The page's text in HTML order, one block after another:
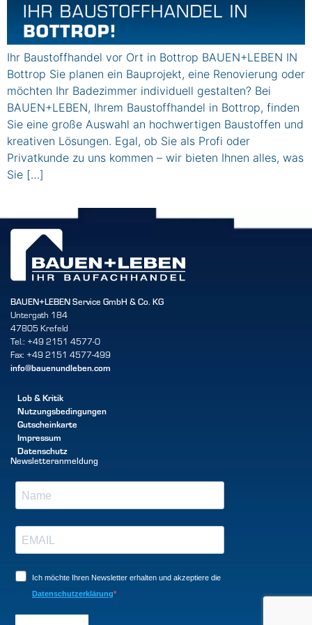
Ihr Baustoffhandel vor Ort in Bottrop BAUEN+LEBEN IN
Bottrop Sie planen ein Bauprojekt, eine Renovierung oder
möchten Ihr Badezimmer individuell gestalten? Bei
BAUEN+LEBEN, Ihrem Baustoffhandel in Bottrop, finden
Sie eine große Auswahl an hochwertigen Baustoffen und
kreativen Lösungen. Egal, ob Sie als Profi oder
Privatkunde zu uns kommen – wir bieten Ihnen alles, was
Sie […]
BAUEN+LEBEN Service GmbH & Co. KG
Untergath 184
47805 Krefeld
Tel.: +49 2151 4577-0
Fax: +49 2151 4577-499
info@bauenundleben.com
Lob & Kritik
Nutzungsbedingungen
Gutscheinkarte
Impressum
Datenschutz
Newsletteranmeldung
Ich möchte Ihren Newsletter erhalten und akzeptiere die
Datenschutzerklärung